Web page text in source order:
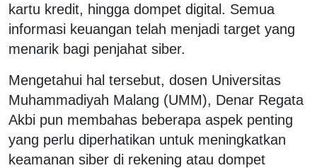
kartu kredit, hingga dompet digital. Semua
informasi keuangan telah menjadi target yang
menarik bagi penjahat siber.
Mengetahui hal tersebut, dosen Universitas
Muhammadiyah Malang (UMM), Denar Regata
Akbi pun membahas beberapa aspek penting
yang perlu diperhatikan untuk meningkatkan
keamanan siber di rekening atau dompet